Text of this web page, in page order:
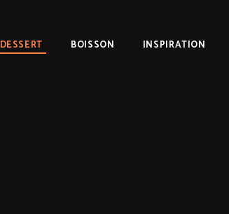
DESSERT BOISSON INSPIRATION